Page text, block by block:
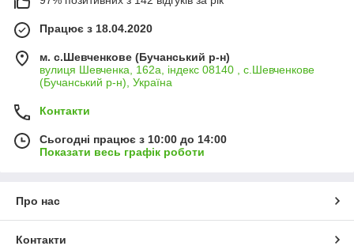
Працює з 18.04.2020
м. с.Шевченкове (Бучанський р-н)
вулиця Шевченка, 162а, індекс 08140 , с.Шевченкове
(Бучанський р-н), Україна
Контакти
Сьогодні працює з 10:00 до 14:00
Показати весь графік роботи
Про нас
Контакти